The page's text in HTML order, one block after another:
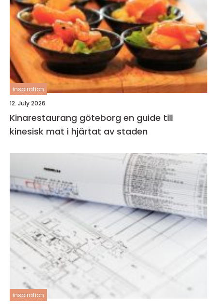
inspiration
12. July 2026
Kinarestaurang göteborg en guide till
kinesisk mat i hjärtat av staden
inspiration